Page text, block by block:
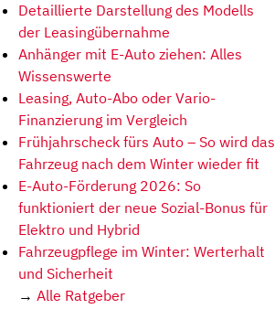
Detaillierte Darstellung des Modells
der Leasingübernahme
Anhänger mit E-Auto ziehen: Alles
Wissenswerte
Leasing, Auto-Abo oder Vario-
Finanzierung im Vergleich
Frühjahrscheck fürs Auto – So wird das
Fahrzeug nach dem Winter wieder fit
E-Auto-Förderung 2026: So
funktioniert der neue Sozial-Bonus für
Elektro und Hybrid
Fahrzeugpflege im Winter: Werterhalt
und Sicherheit
→ Alle Ratgeber